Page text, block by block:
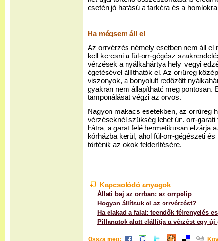
esetén jó hatású a tarkóra és a
Ha mégsem áll el
Az orrvérzés némely esetben nem áll el
kell keresni a fül-orr-gégész
vérzések a nyálkahártya helyi vegyi
égetésével állíthatók el. Az orrüreg
viszonyok, a bonyolult redőzött
gyakran nem állapítható meg pontosan.
tamponálását végzi az orvos.
Nagyon makacs esetekben, az orrüreg
vérzéseknél szükség lehet ún. orr-
hátra, a garat felé hermetikusan elzárja
kórházba kerül, ahol fül-orr-gégészeti
történik az okok felderítésére.
Kapcsolódó anyagok
Állati baj az orrban: az orrpolip
Hogyan állítsuk el az orrvérzést?
Ha elakad a falat: teendők félrenyelés
Pillanatok alatt elállítja a vérzést egy új
Ossza meg: